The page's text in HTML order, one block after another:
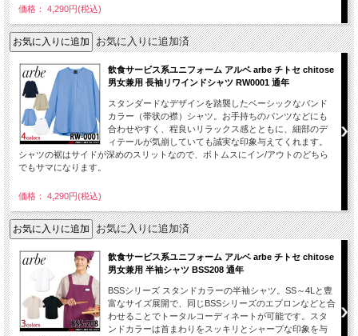
価格： 4,290円(税込)
お気に入りに追加済
飲食サービス系ユニフォーム アルベ arbe チトセ chitose
男女兼用 長袖リワインドシャツ RW0001 通年
スタンダードなデザインを踏襲したベーシックなバンド
カラー（帯状の襟）シャツ。お手持ちのパンツなどにも
合わせやすく、程良いリラックス感とともに、細部のデ
ィテールが気崩していても誠実な印象与えてくれます。
シャツの裾はサイドが深めのスリットなので、ボトムスにイン/アウトのどちら
でもサマになります。
価格： 4,290円(税込)
お気に入りに追加済
飲食サービス系ユニフォーム アルベ arbe チトセ chitose
男女兼用 半袖シャツ BSS208 通年
BSSシリーズ スタンドカラーの半袖シャツ。SS～4Lと豊
富なサイズ展開で、同じBSSシリーズのエプロンなどと合
わせることでトータルコーディネートが可能です。スタ
ンドカラーは首まわりをスッキリとシャープな印象を与